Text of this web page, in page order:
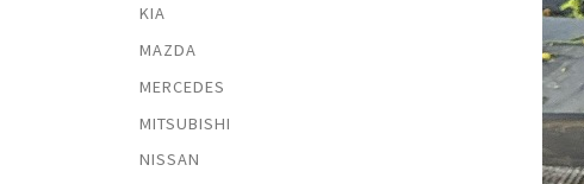
KIA
MAZDA
MERCEDES
MITSUBISHI
NISSAN